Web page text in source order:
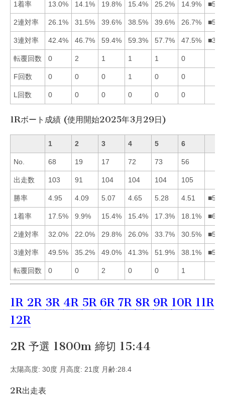
1着率 13.0% 14.1% 19.8% 15.4% 25.2% 14.9%
2連対率 26.1% 31.5% 39.6% 38.5% 39.6% 26.7%
3連対率 42.4% 46.7% 59.4% 59.3% 57.7% 47.5%
転覆回数 0 2 1 1 1 0
F回数 0 0 0 1 0 0
L回数 0 0 0 0 0 0
1Rボート成績 (使用開始2025年3月29日)
1 2 3 4 5 6
No. 68 19 17 72 73 56
出走数 103 91 104 104 104 105
勝率 4.95 4.09 5.07 4.65 5.28 4.51
1着率 17.5% 9.9% 15.4% 15.4% 17.3% 18.1%
2連対率 32.0% 22.0% 29.8% 26.0% 33.7% 30.5%
3連対率 49.5% 35.2% 49.0% 41.3% 51.9% 38.1%
転覆回数 0 0 2 0 0 1
1R 2R 3R 4R 5R 6R 7R 8R 9R 10R 11R
12R
2R 予選 1800m 締切 15:44
太陽高度: 30度 月高度: 21度 月齢:28.4
2R出走表